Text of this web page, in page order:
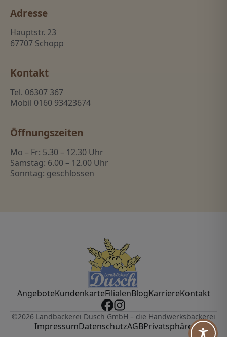
Adresse
Hauptstr. 23
67707 Schopp
Kontakt
Tel. 06307 367
Mobil 0160 93423674
Öffnungszeiten
Mo – Fr: 5.30 – 12.30 Uhr
Samstag: 6.00 – 12.00 Uhr
Sonntag: geschlossen
AngeboteKundenkarteFilialenBlogKarriereKontakt
©2026 Landbäckerei Dusch GmbH – die Handwerksbäckerei
ImpressumDatenschutzAGBPrivatsphäre